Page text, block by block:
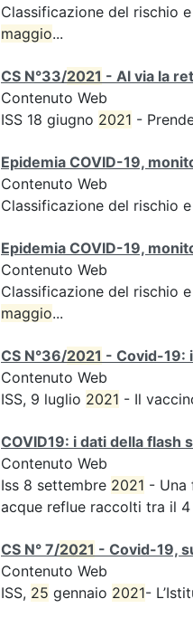
Classificazione del rischio
maggio...
CS N°33/2021 - Al via la
Contenuto Web
ISS 18 giugno 2021 -
Epidemia COVID-19,
Contenuto Web
Classificazione del rischio
Epidemia COVID-19,
Contenuto Web
Classificazione del rischio
maggio...
CS N°36/2021 - Covid-19:
Contenuto Web
ISS, 9 luglio 2021 - Il
COVID19: i dati della flash
Contenuto Web
Iss 8 settembre 2021 - Una
acque reflue raccolti tra il 4
CS N° 7/2021 - Covid-19,
Contenuto Web
ISS, 25 gennaio 2021-